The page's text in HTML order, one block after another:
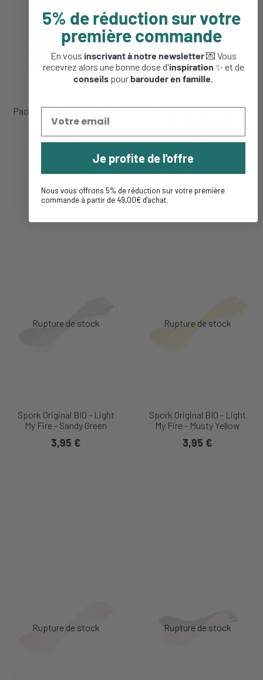
Pack-up Cup BIO - Light My
Fire - Dusty Pink
7,96 €
Pack-up Cup BIO - Light My
7,96 €
Spork Original BIO - Light
My Fire - Sandy Green
3,95 €
Spork Original BIO - Light
My Fire - Musty Yellow
3,95 €
5% de réduction sur votre
première commande
En vous inscrivant à notre newsletter💌 Vous
recevrez alors une bonne dose d'inspiration ✨ et de
conseils pourbarouder en famille
Je profite de l'offre
Nous vous offrons 5% de réduction sur votre première
commande à partir de 49,00€ d'achat